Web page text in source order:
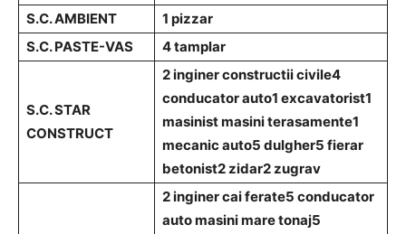
S.C. AMBIENT
1 pizzar
S.C. PASTE-VAS
4 tamplar
S.C. STAR
CONSTRUCT
2 inginer constructii civile4
conducator auto1 excavatorist1
masinist masini terasamente1
mecanic auto5 dulgher5 fierar
betonist2 zidar2 zugrav
2 inginer cai ferate5 conducator
auto masini mare tonaj5